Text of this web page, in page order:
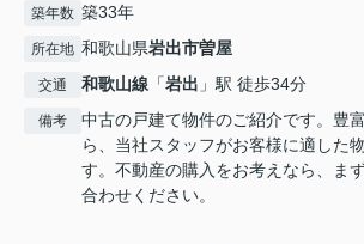
築年数 築33年
所在地 和歌山県岩出市曽屋
交通 和歌山線 「岩出 」駅 徒歩34分
備考
中古の戸建て物件のご紹介です。豊
ら、当社スタッフがお客様に適した
す。不動産の購入をお考えなら、ま
合わせください。